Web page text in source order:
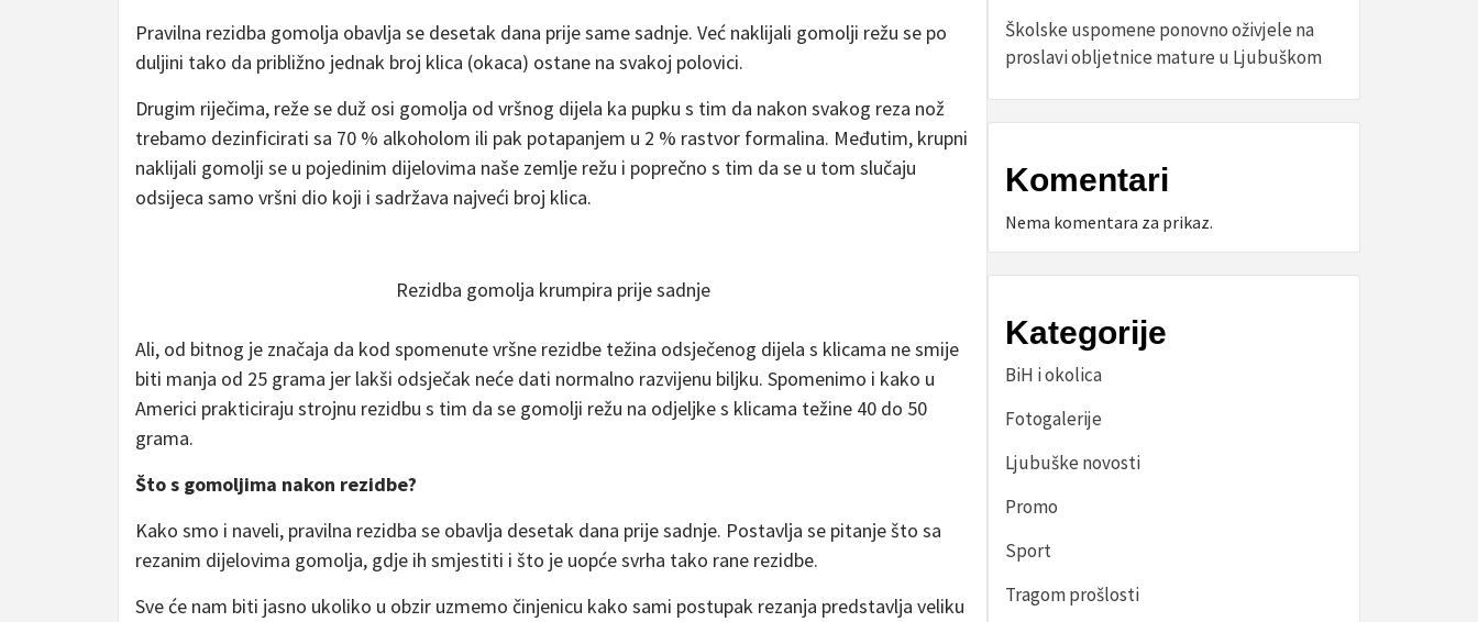
Pravilna rezidba gomolja obavlja se desetak dana prije same sadnje. Već naklijali gomolji režu se po
duljini tako da približno jednak broj klica (okaca) ostane na svakoj polovici.
Drugim riječima, reže se duž osi gomolja od vršnog dijela ka pupku s tim da nakon svakog reza nož
trebamo dezinficirati sa 70 % alkoholom ili pak potapanjem u 2 % rastvor formalina. Međutim, krupni
naklijali gomolji se u pojedinim dijelovima naše zemlje režu i poprečno s tim da se u tom slučaju
odsijeca samo vršni dio koji i sadržava najveći broj klica.
Rezidba gomolja krumpira prije sadnje
Ali, od bitnog je značaja da kod spomenute vršne rezidbe težina odsječenog dijela s klicama ne smije
biti manja od 25 grama jer lakši odsječak neće dati normalno razvijenu biljku. Spomenimo i kako u
Americi prakticiraju strojnu rezidbu s tim da se gomolji režu na odjeljke s klicama težine 40 do 50
grama.
Što s gomoljima nakon rezidbe?
Kako smo i naveli, pravilna rezidba se obavlja desetak dana prije sadnje. Postavlja se pitanje što sa
rezanim dijelovima gomolja, gdje ih smjestiti i što je uopće svrha tako rane rezidbe.
Sve će nam biti jasno ukoliko u obzir uzmemo činjenicu kako sami postupak rezanja predstavlja veliku
Školske uspomene ponovno oživjele na
proslavi obljetnice mature u Ljubuškom
Komentari
Nema komentara za prikaz.
Kategorije
BiH i okolica
Fotogalerije
Ljubuške novosti
Promo
Sport
Tragom prošlosti